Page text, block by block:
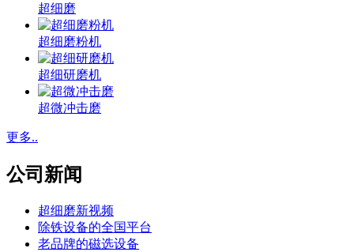
超细磨
超细磨粉机
超细研磨机
超微冲击磨
更多..
公司新闻
超细磨新视频
除铁设备的全国平台
老品牌的磁选设备